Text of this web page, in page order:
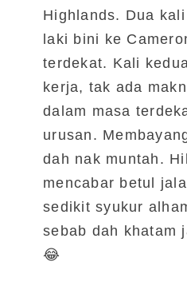
Highlands. Dua
laki bini ke
terdekat. Kali
kerja, tak ada
dalam masa
urusan.
dah nak muntah.
mencabar betul
sedikit syukur
sebab dah khatam
😂